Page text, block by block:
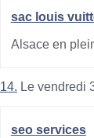
sac louis
Alsace en
14. Le vendredi
seo services